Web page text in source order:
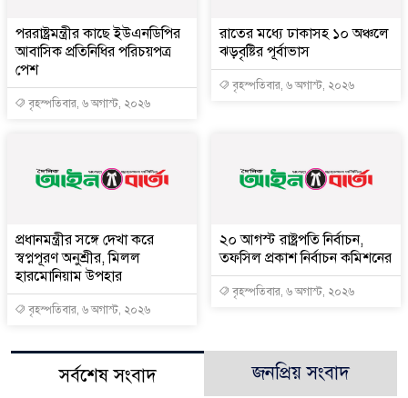
পররাষ্ট্রমন্ত্রীর কা‌ছে ইউএনডিপির
আবাসিক প্রতিনিধির পরিচয়পত্র
পেশ
বৃহস্পতিবার, ৬ অগাস্ট, ২০২৬
রাতের মধ্যে ঢাকাসহ ১০ অঞ্চলে
ঝড়বৃষ্টির পূর্বাভাস
বৃহস্পতিবার, ৬ অগাস্ট, ২০২৬
প্রধানমন্ত্রীর সঙ্গে দেখা করে
স্বপ্নপূরণ অনুশ্রীর, মিলল
হারমোনিয়াম উপহার
বৃহস্পতিবার, ৬ অগাস্ট, ২০২৬
২০ আগস্ট রাষ্ট্রপতি নির্বাচন,
তফসিল প্রকাশ নির্বাচন কমিশনের
বৃহস্পতিবার, ৬ অগাস্ট, ২০২৬
সর্বশেষ সংবাদ জনপ্রিয় সংবাদ